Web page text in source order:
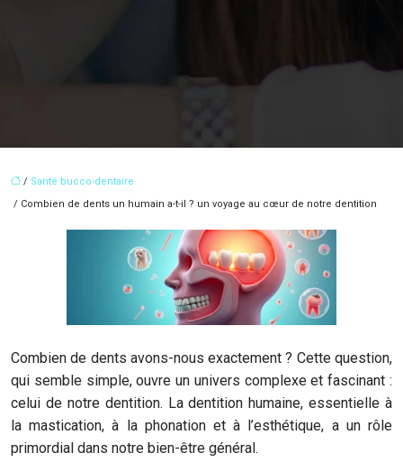
/ Santé bucco-dentaire
/ Combien de dents un humain a-t-il ? un voyage au cœur de notre dentition
Combien de dents avons-nous exactement ? Cette question,
qui semble simple, ouvre un univers complexe et fascinant :
celui de notre dentition. La dentition humaine, essentielle à
la mastication, à la phonation et à l’esthétique, a un rôle
primordial dans notre bien-être général.